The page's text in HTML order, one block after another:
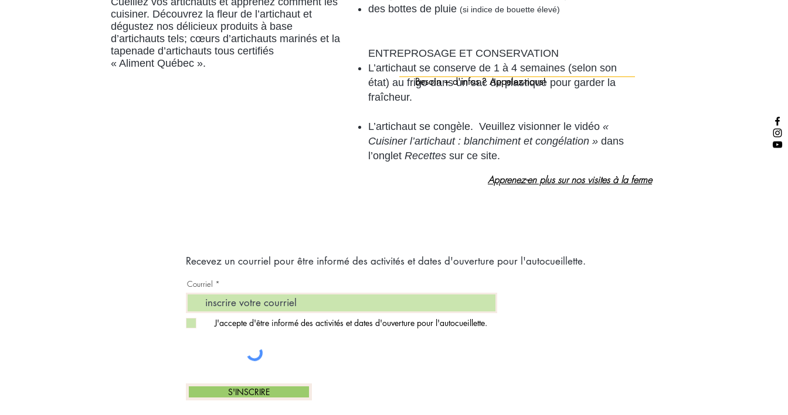
cuisiner. Découvrez la fleur de l’artichaut et
dégustez nos délicieux produits à base
d’artichauts tels; cœurs d’artichauts marinés et la
tapenade d’artichauts tous certifiés
« Aliment Québec ».
des bottes de pluie (si indice de bouette élevé)
ENTREPROSAGE ET CONSERVATION
L’artichaut se conserve de 1 à 4 semaines (selon son
état) au frigo dans un sac de plastique pour garder la
fraîcheur.
L’artichaut se congèle. Veuillez visionner le vidéo «
Cuisiner l’artichaut : blanchiment et congélation » dans
l’onglet Recettes sur ce site.
Besoin + d'infos ? Appelez-nous!
Apprenez-en plus sur nos visites à la ferme
Recevez un courriel pour être informé des activités et dates d'ouverture pour l'autocueillette.
Courriel
J'accepte d'être informé des activités et dates d'ouverture pour l'autocueillette.
S'INSCRIRE